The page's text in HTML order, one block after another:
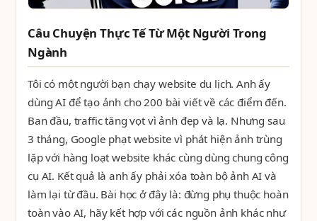
Câu Chuyện Thực Tế Từ Một Người Trong
Ngành
Tôi có một người bạn chạy website du lịch. Anh ấy
dùng AI để tạo ảnh cho 200 bài viết về các điểm đến.
Ban đầu, traffic tăng vọt vì ảnh đẹp và lạ. Nhưng sau
3 tháng, Google phạt website vì phát hiện ảnh trùng
lặp với hàng loạt website khác cùng dùng chung công
cụ AI. Kết quả là anh ấy phải xóa toàn bộ ảnh AI và
làm lại từ đầu. Bài học ở đây là: đừng phụ thuộc hoàn
toàn vào AI, hãy kết hợp với các nguồn ảnh khác như